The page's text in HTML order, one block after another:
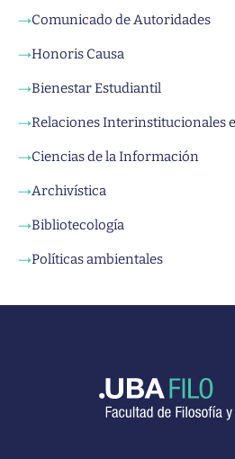
→Comunicado de Autoridades
→Honoris Causa
→Bienestar Estudiantil
→Relaciones Interinstitucionales
→Ciencias de la Información
→Archivística
→Bibliotecología
→Políticas ambientales